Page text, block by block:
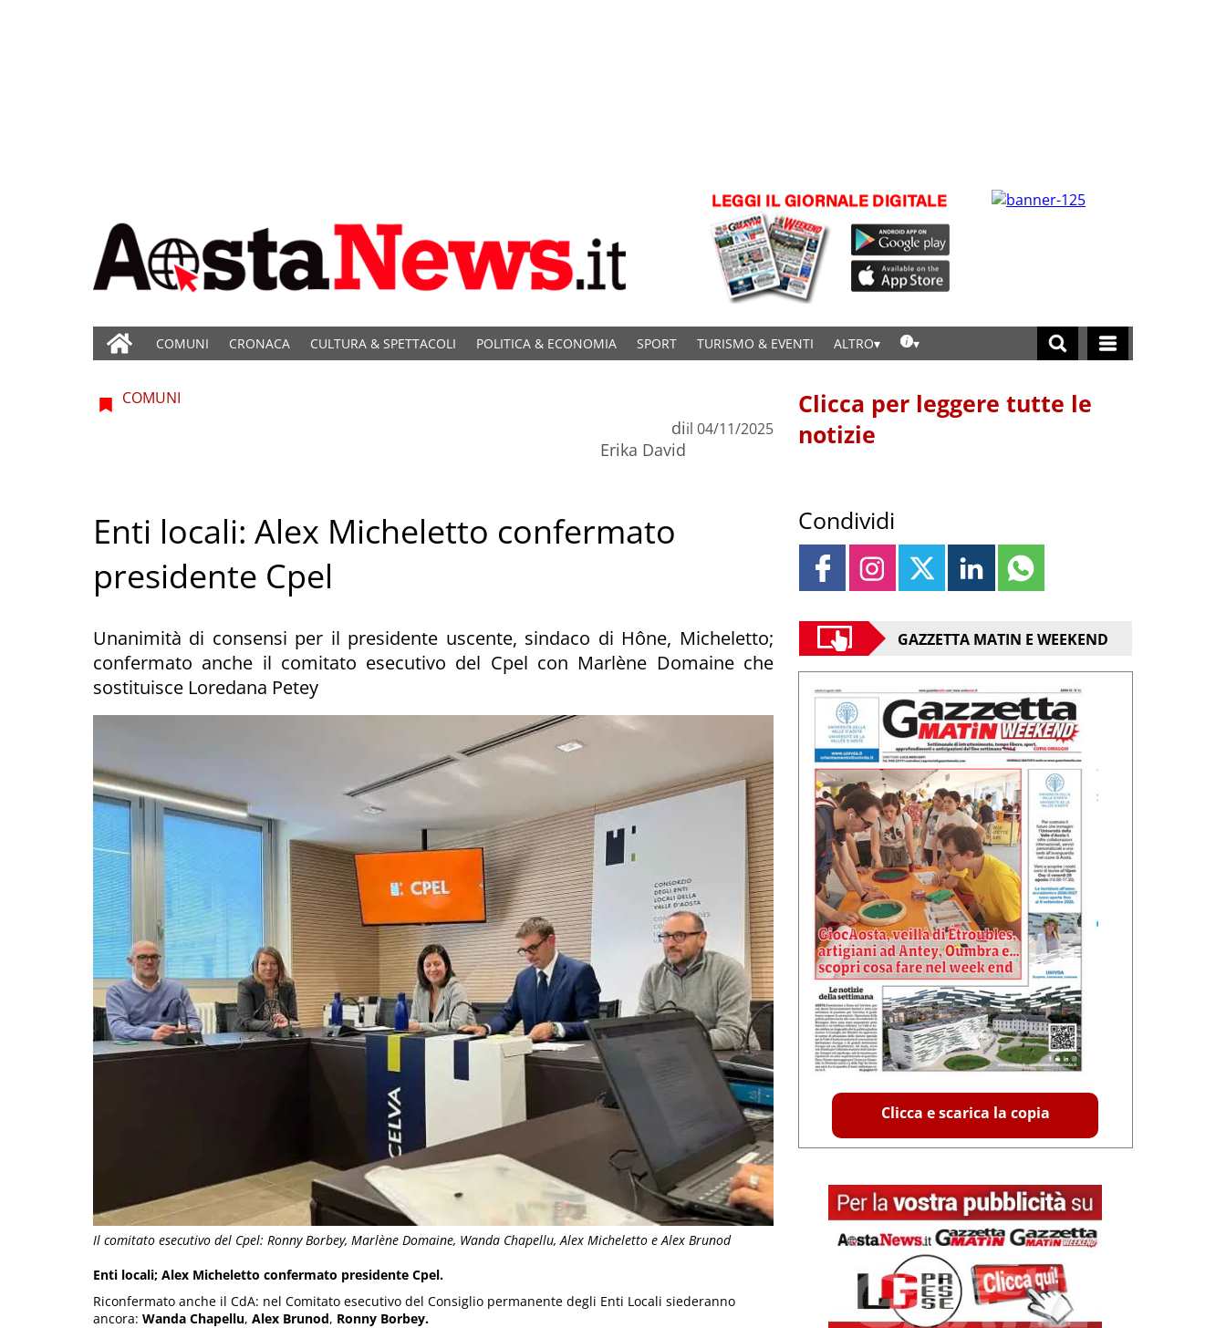
COMUNI CRONACA CULTURA & SPETTACOLI POLITICA & ECONOMIA SPORT TURISMO & EVENTI ALTRO
Il comitato esecutivo del Cpel: Ronny Borbey, Marlène Domaine, Wanda Chapellu, Alex Micheletto e Alex Brunod
COMUNI
di
Erika David
il 04/11/2025
Enti locali: Alex Micheletto confermato
presidente Cpel
Unanimità di consensi per il presidente uscente, sindaco di Hône, Micheletto;
confermato anche il comitato esecutivo del Cpel con Marlène Domaine che
sostituisce Loredana Petey
Enti locali; Alex Micheletto confermato presidente Cpel.
Riconfermato anche il CdA: nel Comitato esecutivo del Consiglio permanente degli Enti Locali siederanno
ancora: Wanda Chapellu, Alex Brunod, Ronny Borbey.
Clicca per leggere tutte le
notizie
Condividi
GAZZETTA MATIN E WEEKEND
Clicca e scarica la copia